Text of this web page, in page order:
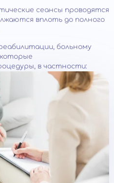
сеансы проводятся
вплоть до полного
больному
в частности: